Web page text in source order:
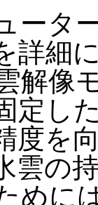
ータ
詳細
解像
定し
度を
雲の
めに